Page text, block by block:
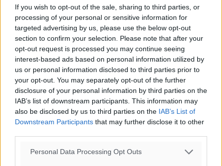
If you wish to opt-out of the sale, sharing to third parties, or
processing of your personal or sensitive information for
targeted advertising by us, please use the below opt-out
section to confirm your selection. Please note that after your
opt-out request is processed you may continue seeing
interest-based ads based on personal information utilized by
us or personal information disclosed to third parties prior to
your opt-out. You may separately opt-out of the further
disclosure of your personal information by third parties on the
IAB’s list of downstream participants. This information may
also be disclosed by us to third parties on the IAB’s List of
Downstream Participants that may further disclose it to other
Personal Data Processing Opt Outs
πέρυσι οι πληρότητες στη Ρόδο
Μικρή βελτίωση παρατηρούν οι ξενοδόχοι στον αριθμό
των προκρατήσεων σε δημοφιλείς πασχαλινούς
προορισμούς, σε άλλες περιοχές όμως και κυρίως στην
ηπειρωτική Ελλάδα, η ...
19.04.19, 16:54